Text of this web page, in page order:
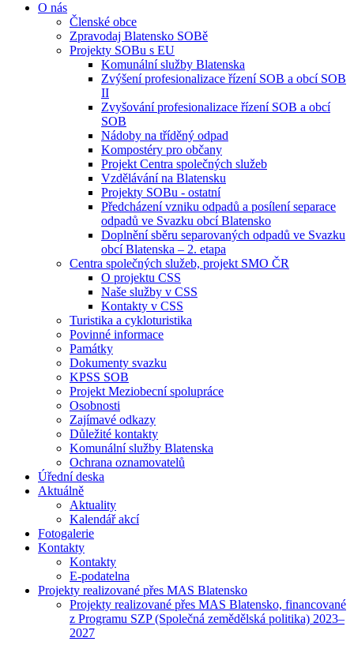
O nás
Členské obce
Zpravodaj Blatensko SOBě
Projekty SOBu s EU
Komunální služby Blatenska
Zvýšení profesionalizace řízení SOB a obcí SOB
II
Zvyšování profesionalizace řízení SOB a obcí
SOB
Nádoby na tříděný odpad
Kompostéry pro občany
Projekt Centra společných služeb
Vzdělávání na Blatensku
Projekty SOBu - ostatní
Předcházení vzniku odpadů a posílení separace
odpadů ve Svazku obcí Blatensko
Doplnění sběru separovaných odpadů ve Svazku
obcí Blatenska – 2. etapa
Centra společných služeb, projekt SMO ČR
O projektu CSS
Naše služby v CSS
Kontakty v CSS
Turistika a cykloturistika
Povinné informace
Památky
Dokumenty svazku
KPSS SOB
Projekt Meziobecní spolupráce
Osobnosti
Zajímavé odkazy
Důležité kontakty
Komunální služby Blatenska
Ochrana oznamovatelů
Úřední deska
Aktuálně
Aktuality
Kalendář akcí
Fotogalerie
Kontakty
Kontakty
E-podatelna
Projekty realizované přes MAS Blatensko
Projekty realizované přes MAS Blatensko, financované
z Programu SZP (Společná zemědělská politika) 2023–
2027